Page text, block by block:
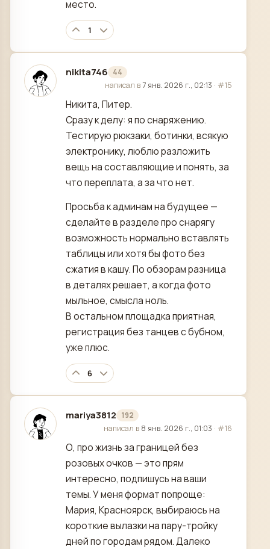
место.
1
nikita746 44
отредактировано
написал в7 янв. 2026 г., 02:13 · #15
Никита, Питер.
Сразу к делу: я по снаряжению.
Тестирую рюкзаки, ботинки, всякую
электронику, люблю разложить
вещь на составляющие и понять, за
что переплата, а за что нет.
Просьба к админам на будущее —
сделайте в разделе про снарягу
возможность нормально вставлять
таблицы или хотя бы фото без
сжатия в кашу. По обзорам разница
в деталях решает, а когда фото
мыльное, смысла ноль.
В остальном площадка приятная,
регистрация без танцев с бубном,
уже плюс.
6
mariya3812 192
отредактировано
написал в 8 янв. 2026 г., 01:03 · #16
О, про жизнь за границей без
розовых очков — это прям
интересно, подпишусь на ваши
темы. У меня формат попроще:
Мария, Красноярск, выбираюсь на
короткие вылазки на пару-тройку
дней по городам рядом. Далеко